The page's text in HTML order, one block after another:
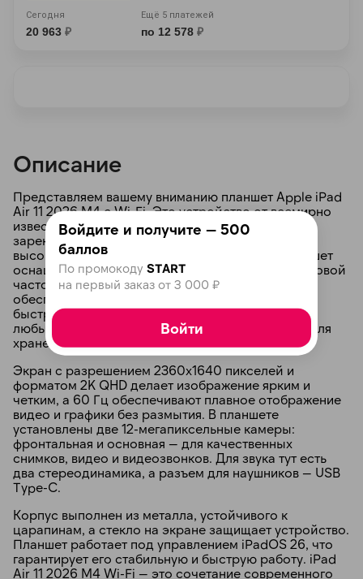
Сегодня
20 963 ₽
Ещё 5 платежей
по 12 578 ₽
Описание
Представляем вашему вниманию планшет Apple iPad
Air 11 2026 M4 с Wi-Fi. Это устройство от всемирно
известного бренда Apple, который давно
зарекомендовал себя как производитель
высококачественной и надежной техники. Планшет
оснащен мощным процессором Apple M4 с тактовой
частотой 4410 МГц и памятью типа LPDDR5, что
обеспечивает отличную производительность и
быструю работу, позволяя свободно выполнять
любые задачи. Встроенной памяти достаточно для
хранения разнообразных данных и файлов.
Экран с разрешением 2360x1640 пикселей и
форматом 2K QHD делает изображение ярким и
четким, а 60 Гц обеспечивают плавное отображение
видео и графики без размытия. В планшете
установлены две 12-мегапиксельные камеры:
фронтальная и основная — для качественных
снимков, видео и видеозвонков. Для звука тут есть
два стереодинамика, а разъем для наушников — USB
Type-C.
Корпус выполнен из металла, устойчивого к
царапинам, а стекло на экране защищает устройство.
Планшет работает под управлением iPadOS 26, что
гарантирует его стабильную и быструю работу. iPad
Air 11 2026 M4 Wi-Fi — это сочетание современного
Войдите и получите — 500
баллов
По промокоду START
на первый заказ от 3 000 ₽
Войти